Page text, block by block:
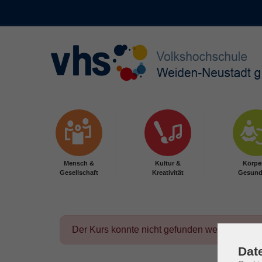
Mensch &
Gesellschaft
Kultur &
Kreativität
Der Kurs konnte nicht gefunden werden.